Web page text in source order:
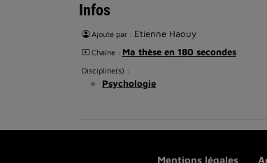
Infos
Ajouté par : Etienne Haouy
Chaîne : Ma thèse en 180 secondes
Discipline(s) :
Psychologie
Mentions légales